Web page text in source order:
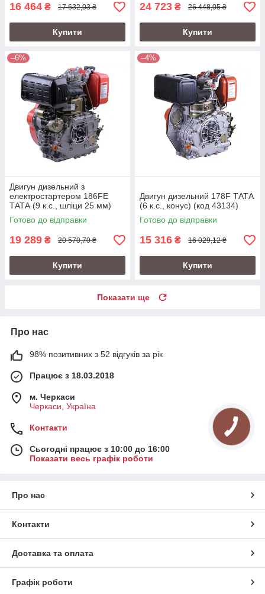
16 464 ₴ 17 632,03 ₴
Купити
24 723 ₴ 26 448,05 ₴
Купити
–6%
Двигун дизельний з
електростартером 186FE
ТАТА (9 к.с., шліци 25 мм)
(код 3989)
Готово до відправки
19 289 ₴ 20 570,70 ₴
Купити
–4%
Двигун дизельний 178F ТАТА
(6 к.с., конус) (код 43134)
Готово до відправки
15 316 ₴ 16 029,12 ₴
Купити
Показати ще
Про нас
98% позитивних з 52 відгуків за рік
Працює з 18.03.2018
м. Черкаси
Черкаси, Україна
Контакти
Сьогодні працює з 10:00 до 16:00
Показати весь графік роботи
Про нас
Контакти
Доставка та оплата
Графік роботи